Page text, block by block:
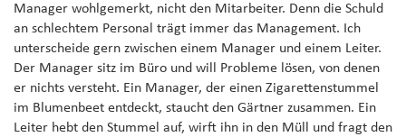
Manager wohlgemerkt, nicht den Mitarbeiter. Denn die Schuld
an schlechtem Personal trägt immer das Management. Ich
unterscheide gern zwischen einem Manager und einem Leiter.
Der Manager sitz im Büro und will Probleme lösen, von denen
er nichts versteht. Ein Manager, der einen Zigarettenstummel
im Blumenbeet entdeckt, staucht den Gärtner zusammen. Ein
Leiter hebt den Stummel auf, wirft ihn in den Müll und fragt den